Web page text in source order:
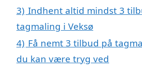
3) Indhent altid mindst 3
tagmaling i Veksø
4) Få nemt 3 tilbud på
du kan være tryg ved